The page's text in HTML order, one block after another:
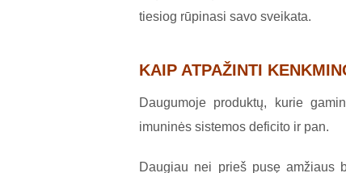
tiesiog rūpinasi savo sveikata.
KAIP ATPAŽINTI
Daugumoje produktų, kurie
imuninės sistemos deficito ir pan.
Daugiau nei prieš pusę amžiaus